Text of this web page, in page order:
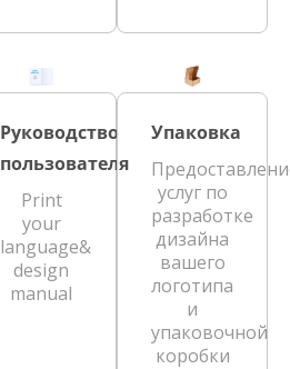
Руководство
пользователя
Print
your
language&
design
manual
Упаковка
услуг по
разработке
дизайна
вашего
логотипа
и
упаковочной
коробки